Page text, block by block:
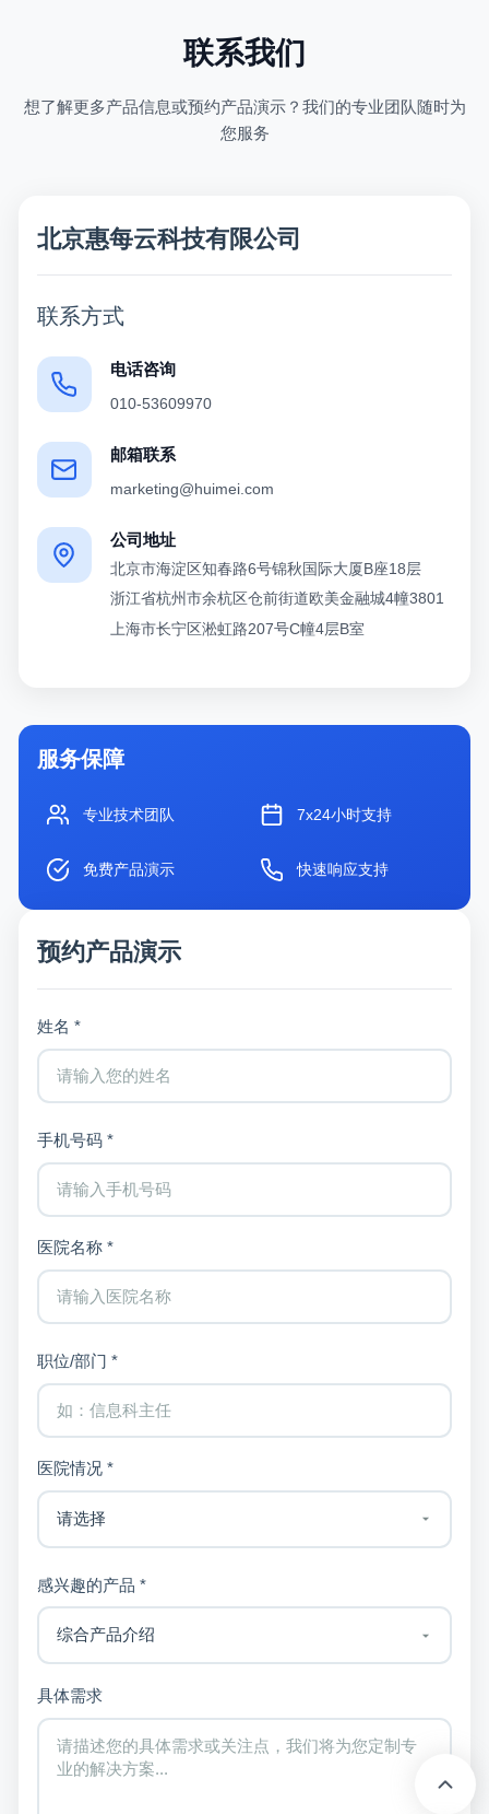
联系我们
想了解更多产品信息或预约产品演示？我们的专业团队随时为
您服务
北京惠每云科技有限公司
联系方式
电话咨询
010-53609970
邮箱联系
marketing@huimei.com
公司地址
北京市海淀区知春路6号锦秋国际大厦B座18层
浙江省杭州市余杭区仓前街道欧美金融城4幢3801
上海市长宁区淞虹路207号C幢4层B室
服务保障
专业技术团队 7x24小时支持
免费产品演示 快速响应支持
预约产品演示
姓名 *
手机号码 *
医院名称 *
职位/部门 *
医院情况 *
感兴趣的产品 *
具体需求